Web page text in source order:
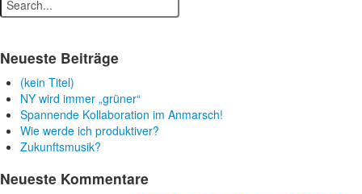
Neueste Beiträge
(kein Titel)
NY wird immer „grüner“
Spannende Kollaboration im Anmarsch!
Wie werde ich produktiver?
Zukunftsmusik?
Neueste Kommentare